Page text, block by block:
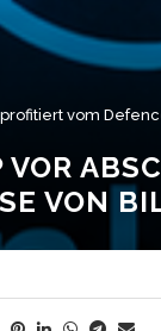
vom
VON